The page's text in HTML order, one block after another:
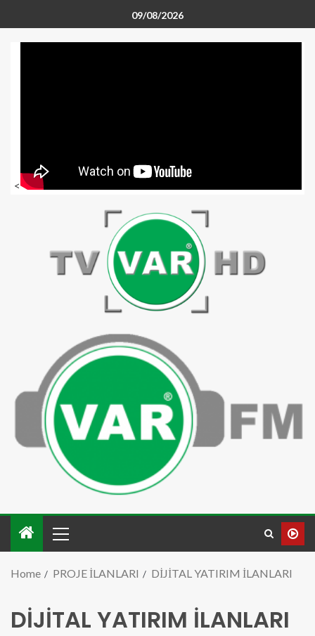
09/08/2026
<
Home PROJE İLANLARI DİJİTAL YATIRIM İLANLARI
DİJİTAL YATIRIM İLANLARI